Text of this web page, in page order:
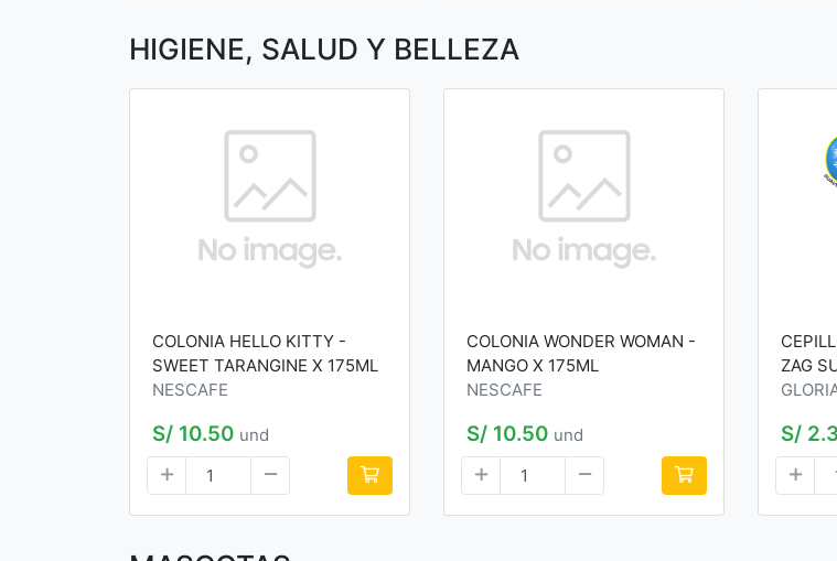
HIGIENE, SALUD Y BELLEZA
COLONIA HELLO KITTY -
SWEET TARANGINE X 175ML
NESCAFE
S/ 10.50 und
COLONIA WONDER WOMAN -
MANGO X 175ML
NESCAFE
S/ 10.50 und
ZAG
S/